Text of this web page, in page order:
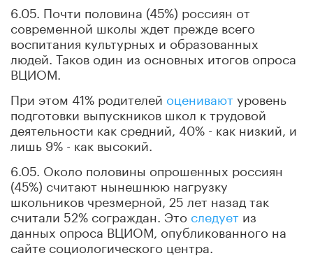
6.05. Почти половина (45%) россиян от
современной школы ждет прежде всего
воспитания культурных и образованных
людей. Таков один из основных итогов опроса
ВЦИОМ.
При этом 41% родителей оцениваютуровень
подготовки выпускников школ к трудовой
деятельности как средний, 40% - как низкий, и
лишь 9% - как высокий.
6.05. Около половины опрошенных россиян
(45%) считают нынешнюю нагрузку
школьников чрезмерной, 25 лет назад так
считали 52% сограждан. Это следуетиз
данных опроса ВЦИОМ, опубликованного на
сайте социологического центра.